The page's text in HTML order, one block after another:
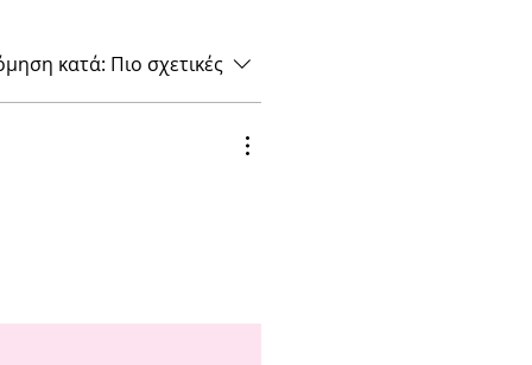
κατά: Πιο σχετικές